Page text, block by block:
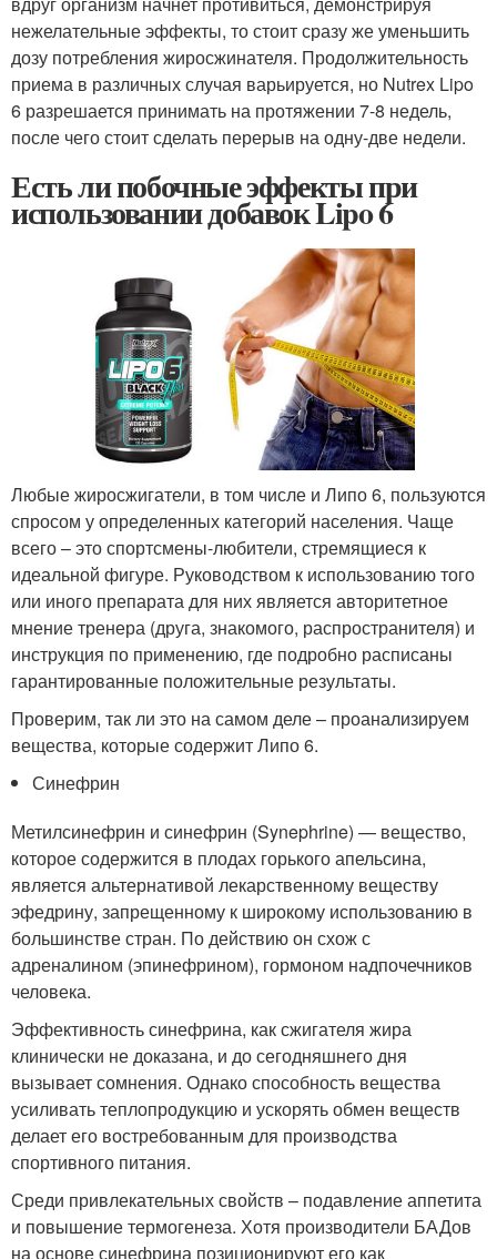
нежелательные эффекты, то стоит сразу же уменьшить
дозу потребления жиросжинателя. Продолжительность
приема в различных случая варьируется, но Nutrex Lipo
6 разрешается принимать на протяжении 7-8 недель,
после чего стоит сделать перерыв на одну-две недели.
Есть ли побочные эффекты при
использовании добавок Lipo 6
Любые жиросжигатели, в том числе и Липо 6, пользуются
спросом у определенных категорий населения. Чаще
всего – это спортсмены-любители, стремящиеся к
идеальной фигуре. Руководством к использованию того
или иного препарата для них является авторитетное
мнение тренера (друга, знакомого, распространителя) и
инструкция по применению, где подробно расписаны
гарантированные положительные результаты.
Проверим, так ли это на самом деле – проанализируем
вещества, которые содержит Липо 6.
Синефрин
Метилсинефрин и синефрин (Synephrine) — вещество,
которое содержится в плодах горького апельсина,
является альтернативой лекарственному веществу
эфедрину, запрещенному к широкому использованию в
большинстве стран. По действию он схож с
адреналином (эпинефрином), гормоном надпочечников
человека.
Эффективность синефрина, как сжигателя жира
клинически не доказана, и до сегодняшнего дня
вызывает сомнения. Однако способность вещества
усиливать теплопродукцию и ускорять обмен веществ
делает его востребованным для производства
спортивного питания.
Среди привлекательных свойств – подавление аппетита
и повышение термогенеза. Хотя производители БАДов
на основе синефрина позиционируют его как